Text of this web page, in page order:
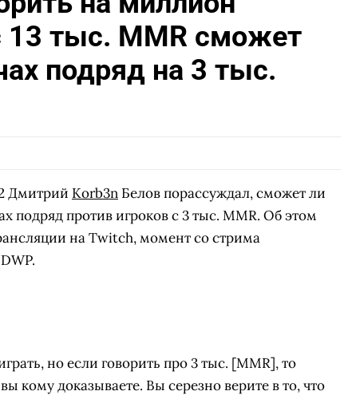
13 тыс. MMR сможет
подряд на 3 тыс.
Дмитрий Korb3n Белов порассуждал, сможет ли
подряд против игроков с 3 тыс. MMR. Об этом
на Twitch, момент со стрима
но если говорить про 3 тыс. [MMR], то
кому доказываете. Вы серезно верите в то, что